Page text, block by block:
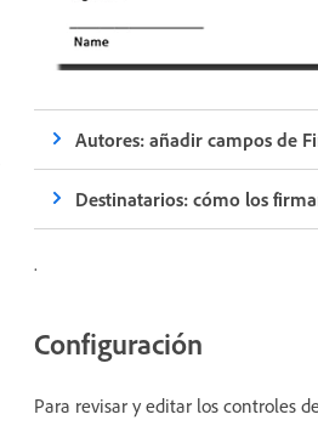
Autores: añadir campos de
Destinatarios: cómo los
.
Configuración
Para revisar y editar los controles